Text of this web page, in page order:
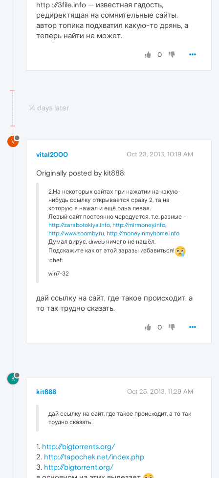
http ://3file.info — известная гадость,
редиректящая на сомнительные сайты.
автор топика подхватил какую-то дрянь, а
теперь найти не может.
0
14 days later
V
vital2000 Oct 23, 2013, 10:19 AM
Originally posted by kit888:
2.На некоторых сайтах при нажатии на какую-
нибудь ссылку открывается сразу 2, та на
которую я нажал и ещё одна левая.
Левый сайт постоянно чередуется, т.е. разные -
http://zarabotokiya.info, http://mirmoney.info,
http://www.zoomby.ru, http://moneyinmyhome.info
Думал вирус, drweb ничего не нашёл.
Подскажите как от этой заразы избавиться!
:chef:
win7-32
дай ссылку на сайт, где такое проиcxодит, а
то так трудно сказать.
0
K
kit888 Oct 25, 2013, 11:29 AM
дай ссылку на сайт, где такое проиcxодит, а то так
трудно сказать.
1. http://bigtorrents.org/
2. http://tapochek.net/index.php
3. http://bigtorrent.org/